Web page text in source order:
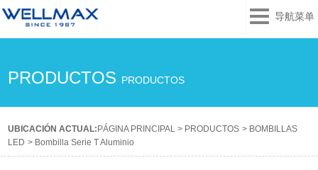
导航菜单
PRODUCTOS PRODUCTOS
UBICACIÓN ACTUAL: PÁGINA PRINCIPAL > PRODUCTOS > BOMBILLAS
LED > Bombilla Serie T Aluminio